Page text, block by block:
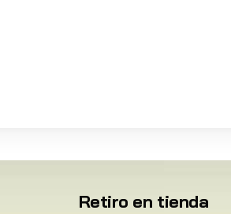
Retiro en tienda